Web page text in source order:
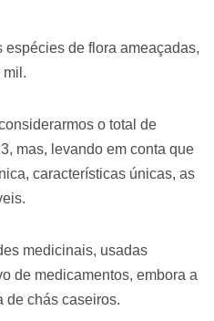
espécies de flora ameaçadas,
mil.
o total de
mas, levando em conta que
características únicas, as
medicinais, usadas
de medicamentos, embora a
de chás caseiros.